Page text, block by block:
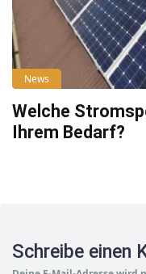
News
Welche
Ihrem Bedarf?
Schreibe einen